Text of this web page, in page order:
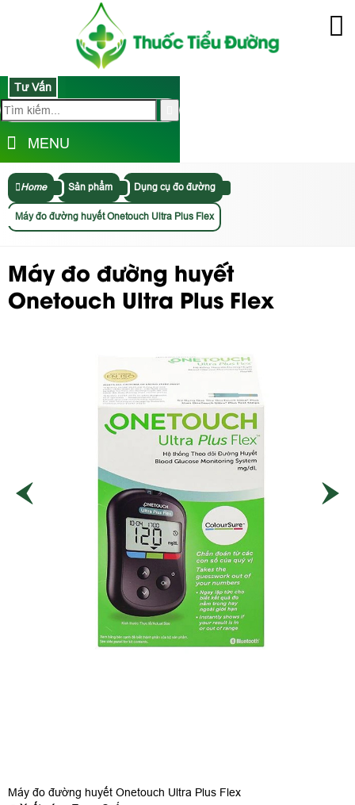
Tư Vấn
MENU
Home Sản phẩm Dụng cụ đo đường
Máy đo đường huyết Onetouch Ultra Plus Flex
Máy đo đường huyết
Onetouch Ultra Plus Flex
Máy đo đường huyết Onetouch Ultra Plus Flex